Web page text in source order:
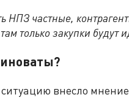
НПЗ частные,
только закупки будут
внесло